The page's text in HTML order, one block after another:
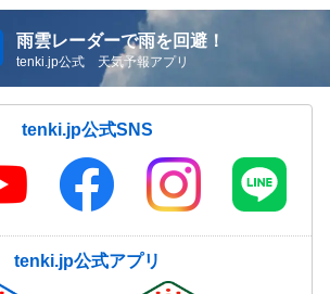
雨雲レーダーで雨を回避！
tenki.jp公式 天気予報アプリ
tenki.jp公式SNS
tenki.jp公式アプリ